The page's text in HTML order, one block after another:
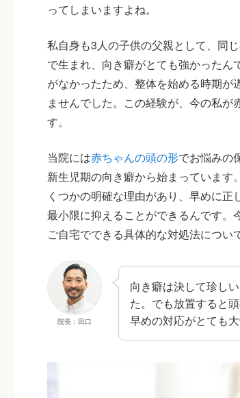
ってしまいますよね。
私自身も3人の子供の父親として、同
で生まれ、向き癖がとても強かった
がなかったため、整体を始める時期が
ませんでした。この経験が、今の私
す。
当院には赤ちゃんの頭の形でお悩みの
新生児期の向き癖から始まっていま
くつかの明確な理由があり、早めに
最小限に抑えることができるんです。
ご自宅でできる具体的な対処法につい
院長：田口
向き癖は決して珍し
た。でも放置すると
早めの対応がとても